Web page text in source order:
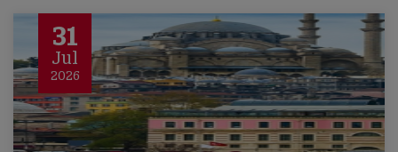
31
Jul
2026